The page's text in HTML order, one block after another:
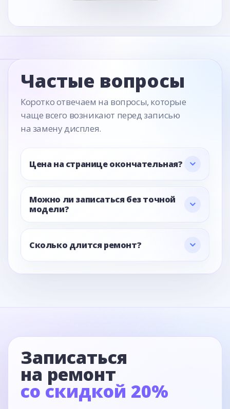
Частые вопросы
Коротко отвечаем на вопросы, которые
чаще всего возникают перед записью
на замену дисплея.
Цена на странице окончательная?
Можно ли записаться без точной
модели?
Сколько длится ремонт?
Записаться
на ремонт
со скидкой 20%